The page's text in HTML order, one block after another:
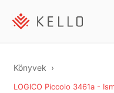
Könyvek
LOGICO Piccolo 3461a -